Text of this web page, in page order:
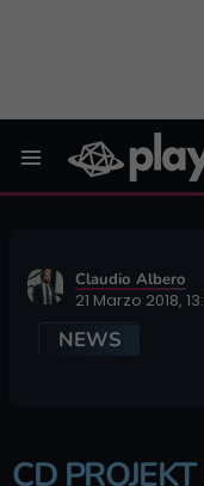
Claudio Albero
21 Marzo 2018,
NEWS
CD